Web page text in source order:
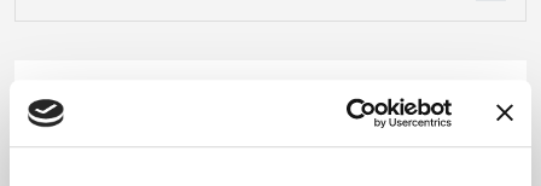
Dato for underskrift